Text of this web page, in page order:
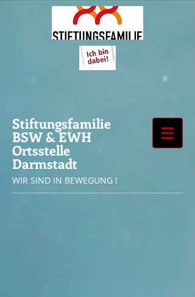
Stiftungsfamilie
BSW & EWH
Ortsstelle
Darmstadt
WIR SIND IN BEWEGUNG !